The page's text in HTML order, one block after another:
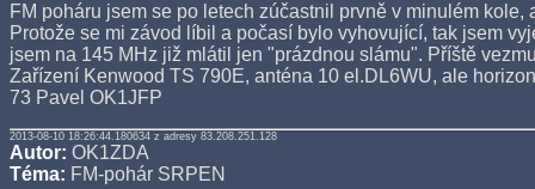
FM poháru jsem se po letech zúčastnil prvně v minulém
Protože se mi závod líbil a počasí bylo vyhovující, tak jsem
jsem na 145 MHz již mlátil jen "prázdnou slámu". Příště
Zařízení Kenwood TS 790E, anténa 10 el.DL6WU, ale
73 Pavel OK1JFP
2013-08-10 18:26:44.180634 z adresy 83.208.251.128
Autor: OK1ZDA
Téma: FM-pohár SRPEN